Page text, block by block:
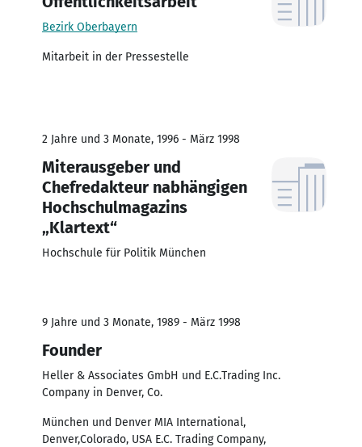
Bezirk Oberbayern
Mitarbeit in der Pressestelle
2 Jahre und 3 Monate, 1996 - März 1998
Miterausgeber und
Chefredakteur nabhängigen
Hochschulmagazins
„Klartext“
Hochschule für Politik München
9 Jahre und 3 Monate, 1989 - März 1998
Founder
Heller & Associates GmbH und E.C.Trading Inc.
Company in Denver, Co.
München und Denver MIA International,
Denver,Colorado, USA E.C. Trading Company,